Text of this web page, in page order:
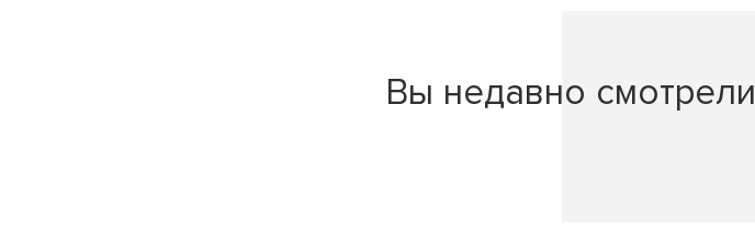
Вы недавно смотрели